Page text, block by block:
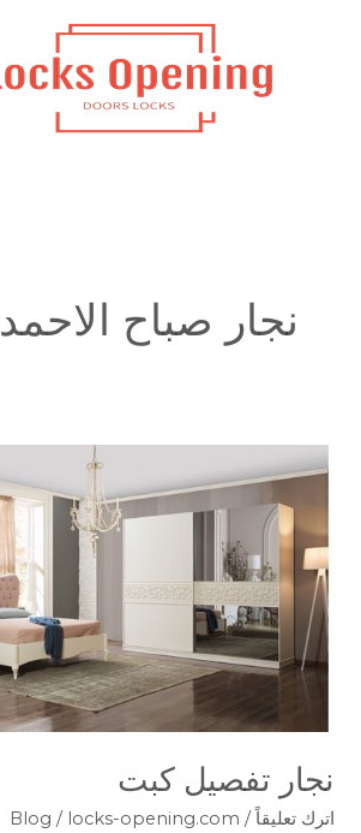
نجار صباح الاحمد
نجار تفصيل كبت
اترك تعليقاً /
Blog / locks-opening.com
نجار